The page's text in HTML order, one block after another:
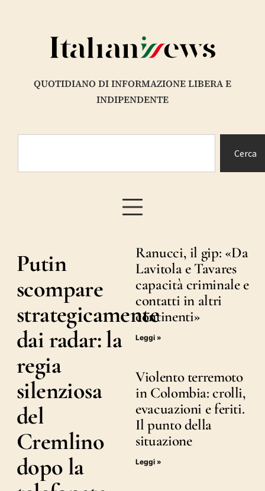
QUOTIDIANO DI INFORMAZIONE LIBERA E
INDIPENDENTE
Cerca
Putin
scompare
strategicamente
dai radar: la
regia
silenziosa
del
Cremlino
dopo la
Ranucci, il gip: «Da
Lavitola e Tavares
capacità criminale e
contatti in altri
continenti»
Leggi »
Violento terremoto
in Colombia: crolli,
evacuazioni e feriti.
Il punto della
situazione
Leggi »